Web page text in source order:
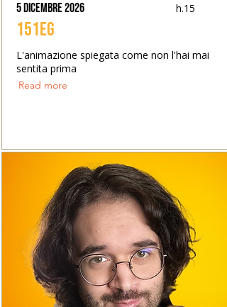
5 dicembre 2026 h.15
151eg
L'animazione spiegata come non l'hai mai
sentita prima
Read more